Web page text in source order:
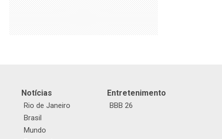
Notícias
Rio de Janeiro
Brasil
Mundo
Entretenimento
BBB 26